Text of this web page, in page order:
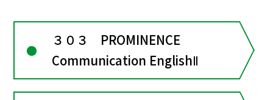
３０３ PROMINENCE
Communication EnglishⅡ